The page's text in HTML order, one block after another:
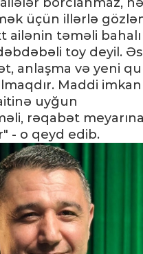
üçün illərlə
ailənin təməli bahalı
toy deyil.
anlaşma və yeni
Maddi
uyğun
rəqabət meyarına
- o qeyd edib.